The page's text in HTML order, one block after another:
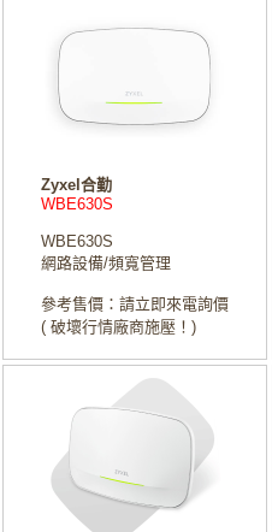
Zyxel合勤
WBE630S
WBE630S
網路設備/頻寬管理
參考售價：請立即來電詢價
( 破壞行情廠商施壓！)